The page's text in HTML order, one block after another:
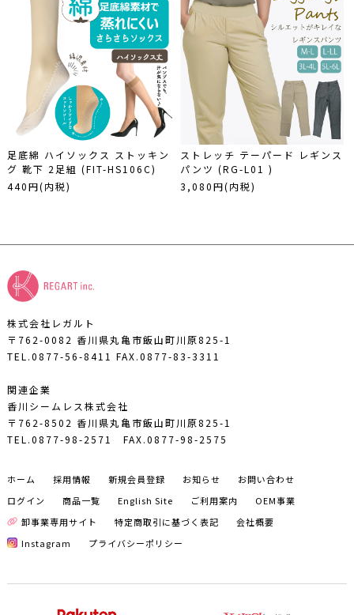
足底綿 ハイソックス ストッキン
グ 靴下 2足組 (FIT-HS106C)
440円(内税)
ストレッチ テーパード レギンス
パンツ (RG-L01 )
3,080円(内税)
株式会社レガルト
〒762-0082 香川県丸亀市飯山町川原825-1
TEL.0877-56-8411 FAX.0877-83-3311
関連企業
香川シームレス株式会社
〒762-8502 香川県丸亀市飯山町川原825-1
TEL.0877-98-2571
FAX.0877-98-2575
ホーム 採用情報 新規会員登録 お知らせ
お問い合わせ
ログイン
商品一覧 English Site ご利用案内
OEM事業
卸事業専用サイト
特定商取引に基づく表記
会社概要
Instagram
プライバシーポリシー